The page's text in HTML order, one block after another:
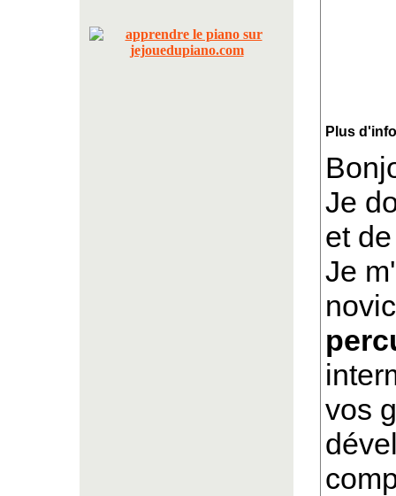
Plus
Je
et
Je
vos